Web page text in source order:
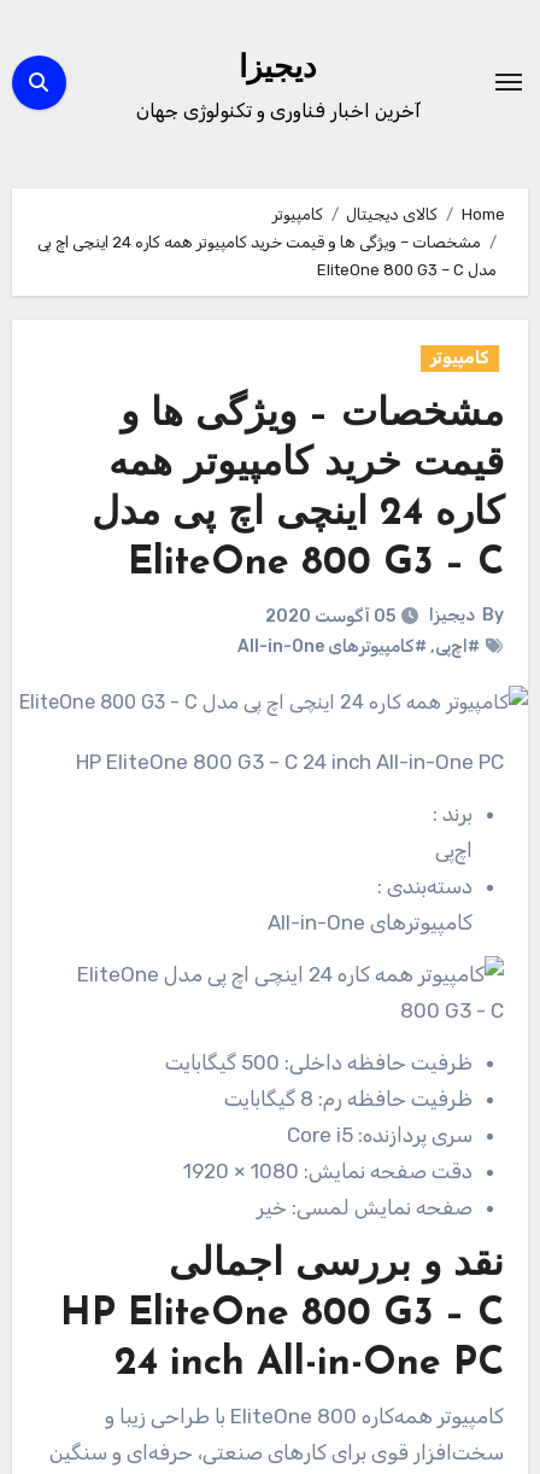
content
دیجیزا
آخرین اخبار فناوری و تکنولوژی جهان
Home کالای دیجیتال
کامپیوتر
مشخصات – ویژگی ها و قیمت خرید کامپیوتر همه کاره 24 اینچی اچ پی
مدل EliteOne 800 G3 – C
کامپیوتر
مشخصات – ویژگی ها و
قیمت خرید کامپیوتر همه
کاره 24 اینچی اچ پی مدل
EliteOne 800 G3 – C
By دیجیزا
05 آگوست 2020
#اچ‌پی, #کامپیوترهای All-in-One
HP EliteOne 800 G3 – C 24 inch All-in-One PC
برند:
اچ‌پی
دسته‌بندی:
کامپیوترهای All-in-One
ظرفیت حافظه داخلی: 500 گیگابایت
ظرفیت حافظه رم: 8 گیگابایت
سری پردازنده: Core i5
دقت صفحه نمایش: 1080 × 1920
صفحه نمایش لمسی: خیر
نقد و بررسی اجمالی
HP EliteOne 800 G3 – C
24 inch All-in-One PC
کامپیوتر همه‌کاره EliteOne 800 با طراحی زیبا و
سخت‌افزار قوی برای کارهای صنعتی، حرفه‌ای و سنگین